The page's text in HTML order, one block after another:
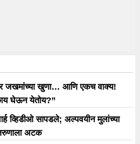
जखमांच्या खुणा… आणि एकच वाक्य!
घेऊन येतोय?”
व्हिडीओ सापडले; अल्पवयीन मुलांच्या
अटक